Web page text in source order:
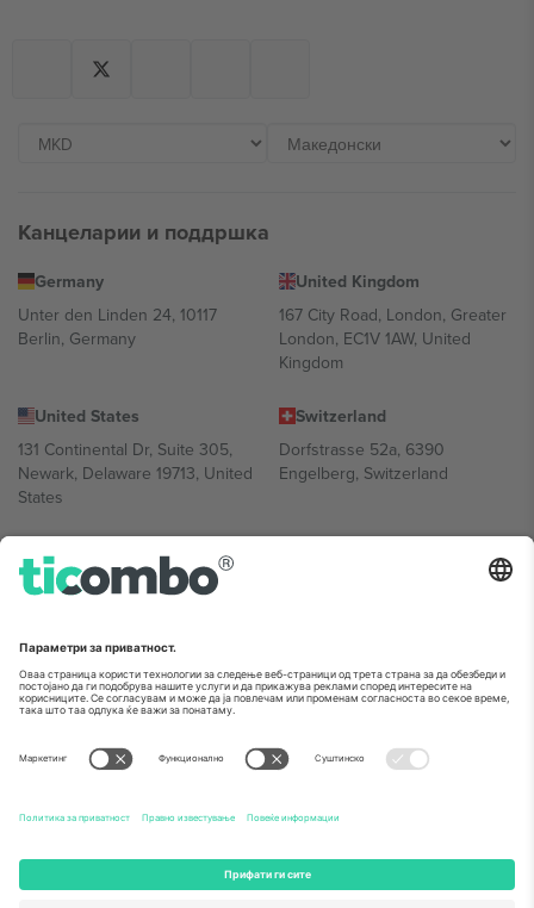
Канцеларии и поддршка
Germany
Unter den Linden 24, 10117
Berlin, Germany
United Kingdom
167 City Road, London, Greater
London, EC1V 1AW, United
Kingdom
United States
131 Continental Dr, Suite 305,
Newark, Delaware 19713, United
States
Switzerland
Dorfstrasse 52a, 6390
Engelberg, Switzerland
Bulgaria
Regus Sofia City West, bul
UAE Dubai Silicon Oasis, DDP
Mexico
Av Chapultepec 360, Roma
Norte, Cuauhtémoc, 06700
Ciudad de México, CDMX,
разликува во зависност од локацијата, настанот и/или доменот.
За детали, проверете ја конкретната страница на настанот.,